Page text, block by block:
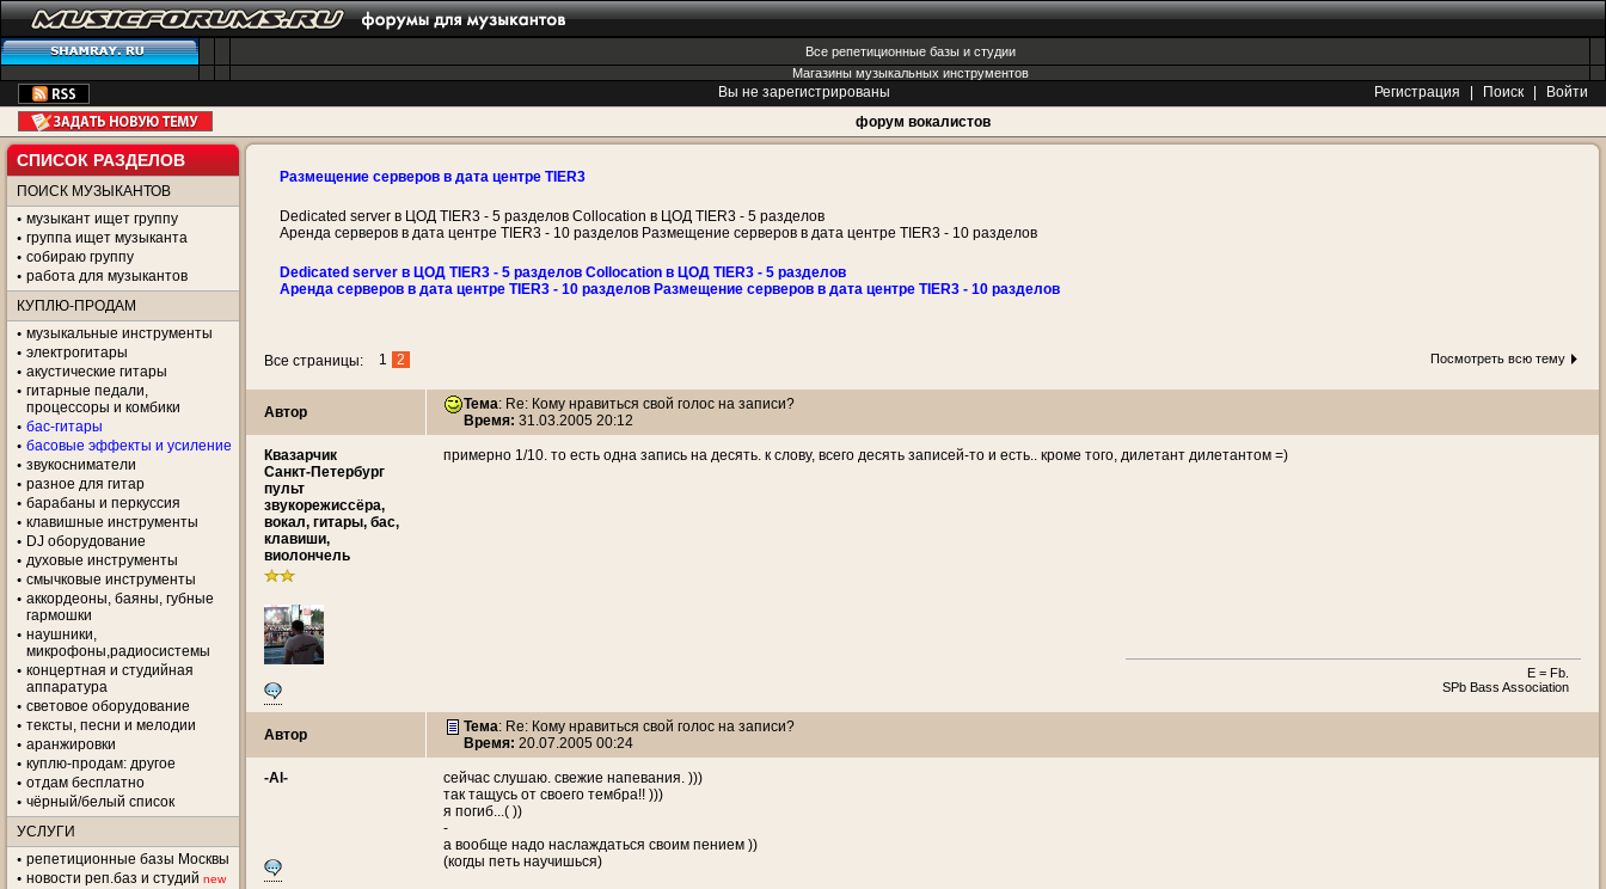
Все репетиционные базы и студии
Магазины музыкальных инструментов
Вы не зарегистрированы Регистрация Поиск
Войти
форум вокалистов
СПИСОК РАЗДЕЛОВ
ПОИСК МУЗЫКАНТОВ
музыкант ищет группу
группа ищет музыканта
собираю группу
работа для музыкантов
КУПЛЮ-ПРОДАМ
музыкальные инструменты
электрогитары
акустические гитары
гитарные педали,
процессоры и комбики
бас-гитары
басовые эффекты и усиление
звукосниматели
разное для гитар
барабаны и перкуссия
клавишные инструменты
DJ оборудование
духовые инструменты
смычковые инструменты
аккордеоны, баяны, губные
гармошки
наушники,
микрофоны,радиосистемы
концертная и студийная
аппаратура
световое оборудование
тексты, песни и мелодии
аранжировки
куплю-продам: другое
отдам бесплатно
чёрный/белый список
УСЛУГИ
репетиционные базы Москвы
новости реп.баз и студий new
Размещение серверов в дата центре TIER3
Dedicated server в ЦОД TIER3 - 5 разделов Collocation в ЦОД TIER3 - 5 разделов
Аренда серверов в дата центре TIER3 - 10 разделов Размещение серверов в дата центре TIER3 - 10 разделов
Dedicated server в ЦОД TIER3 - 5 разделов Collocation в ЦОД TIER3 - 5 разделов
Аренда серверов в дата центре TIER3 - 10 разделов Размещение серверов в дата центре TIER3 - 10 разделов
Все страницы: 1 2 Посмотреть всю тему
Автор Тема: Re: Кому нравиться свой голос на записи?
Время: 31.03.2005 20:12
Квазарчик
Санкт-Петербург
пульт
звукорежиссёра,
вокал, гитары, бас,
клавиши,
виолончель
примерно 1/10. то есть одна запись на десять. к слову, всего десять записей-то и есть.. кроме того, дилетант дилетантом =)
E = Fb.
SPb Bass Association
Автор Тема: Re: Кому нравиться свой голос на записи?
Время: 20.07.2005 00:24
-Al-
сейчас слушаю. свежие напевания. )))
так тащусь от своего тембра!! )))
я погиб...( ))
-
а вообще надо наслаждаться своим пением ))
(когды петь научишься)